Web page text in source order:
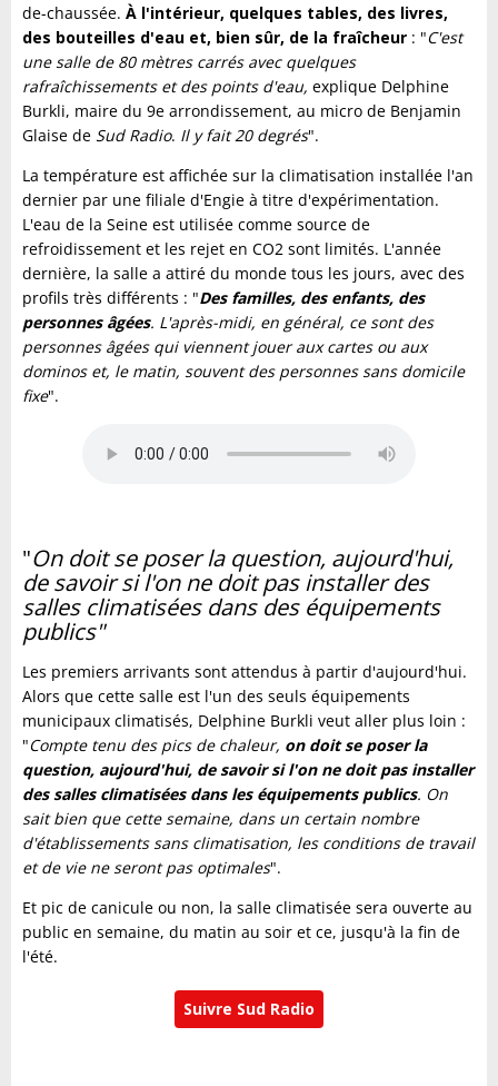
de-chaussée. À l'intérieur, quelques tables, des livres,
des bouteilles d'eau et, bien sûr, de la fraîcheur : "C'est
une salle de 80 mètres carrés avec quelques
rafraîchissements et des points d'eau, explique Delphine
Burkli, maire du 9e arrondissement, au micro de Benjamin
Glaise de Sud Radio. Il y fait 20 degrés".
La température est affichée sur la climatisation installée l'an
dernier par une filiale d'Engie à titre d'expérimentation.
L'eau de la Seine est utilisée comme source de
refroidissement et les rejet en CO2 sont limités. L'année
dernière, la salle a attiré du monde tous les jours, avec des
profils très différents : "Des familles, des enfants, des
personnes âgées. L'après-midi, en général, ce sont des
personnes âgées qui viennent jouer aux cartes ou aux
dominos et, le matin, souvent des personnes sans domicile
fixe".
"On doit se poser la question, aujourd'hui,
de savoir si l'on ne doit pas installer des
salles climatisées dans des équipements
publics"
Les premiers arrivants sont attendus à partir d'aujourd'hui.
Alors que cette salle est l'un des seuls équipements
municipaux climatisés, Delphine Burkli veut aller plus loin :
"Compte tenu des pics de chaleur, on doit se poser la
question, aujourd'hui, de savoir si l'on ne doit pas installer
des salles climatisées dans les équipements publics. On
sait bien que cette semaine, dans un certain nombre
d'établissements sans climatisation, les conditions de travail
et de vie ne seront pas optimales".
Et pic de canicule ou non, la salle climatisée sera ouverte au
public en semaine, du matin au soir et ce, jusqu'à la fin de
l'été.
Suivre Sud Radio